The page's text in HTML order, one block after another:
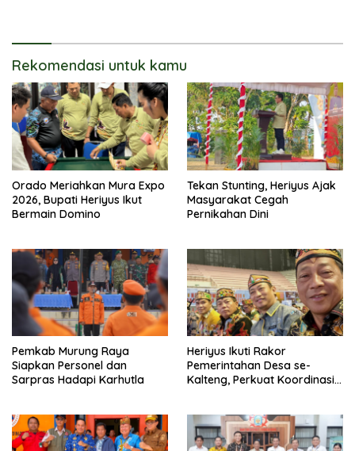
Rekomendasi untuk kamu
Orado Meriahkan Mura Expo
2026, Bupati Heriyus Ikut
Bermain Domino
Tekan Stunting, Heriyus Ajak
Masyarakat Cegah
Pernikahan Dini
Pemkab Murung Raya
Siapkan Personel dan
Sarpras Hadapi Karhutla
Heriyus Ikuti Rakor
Pemerintahan Desa se-
Kalteng, Perkuat Koordinasi